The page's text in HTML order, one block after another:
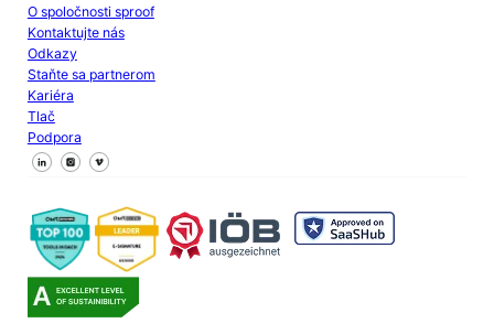
O spoločnosti sproof
Kontaktujte nás
Odkazy
Staňte sa partnerom
Kariéra
Tlač
Podpora
Sledujte nás na Facebooku
Sledujte nás na X
Sledujte nás na LinkedIn